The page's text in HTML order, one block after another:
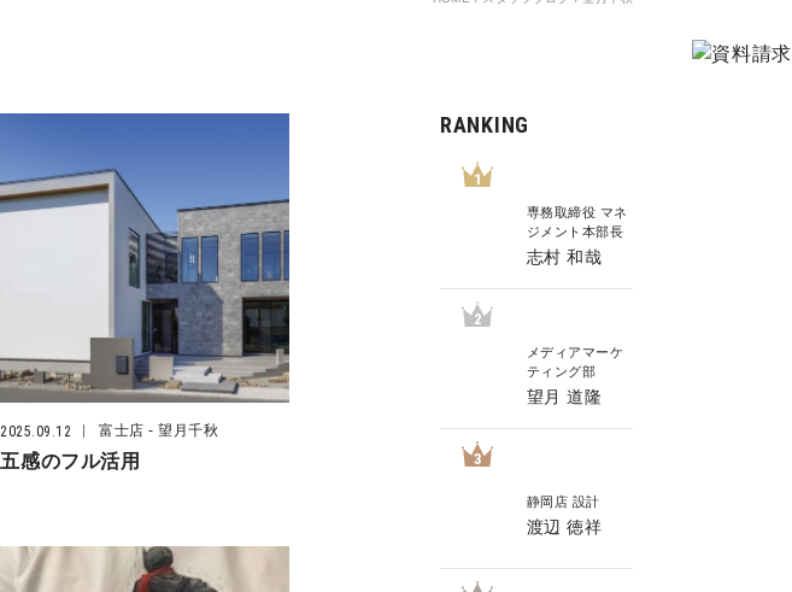
2025.09.12 富士店- 望月千秋
五感のフル活用
RANKING
1
専務取締役 マネ
ジメント本部長
志村 和哉
2
メディアマーケ
ティング部
望月 道隆
3
静岡店 設計
渡辺 徳祥